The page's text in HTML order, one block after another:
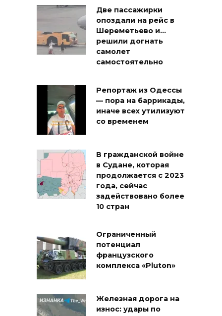
Две пассажирки
опоздали на рейс в
Шереметьево и…
решили догнать
самолет
самостоятельно
Репортаж из Одессы
— пора на баррикады,
иначе всех утилизуют
со временем
В гражданской войне
в Судане, которая
продолжается с 2023
года, сейчас
задействовано более
10 стран
Ограниченный
потенциал
французского
комплекса «Pluton»
Железная дорога на
износ: удары по